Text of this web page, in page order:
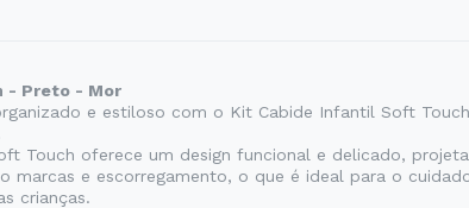
- Preto - Mor
e estiloso com o Kit Cabide Infantil Soft
Touch oferece um design funcional e delicado,
marcas e escorregamento, o que é ideal para o
crianças.